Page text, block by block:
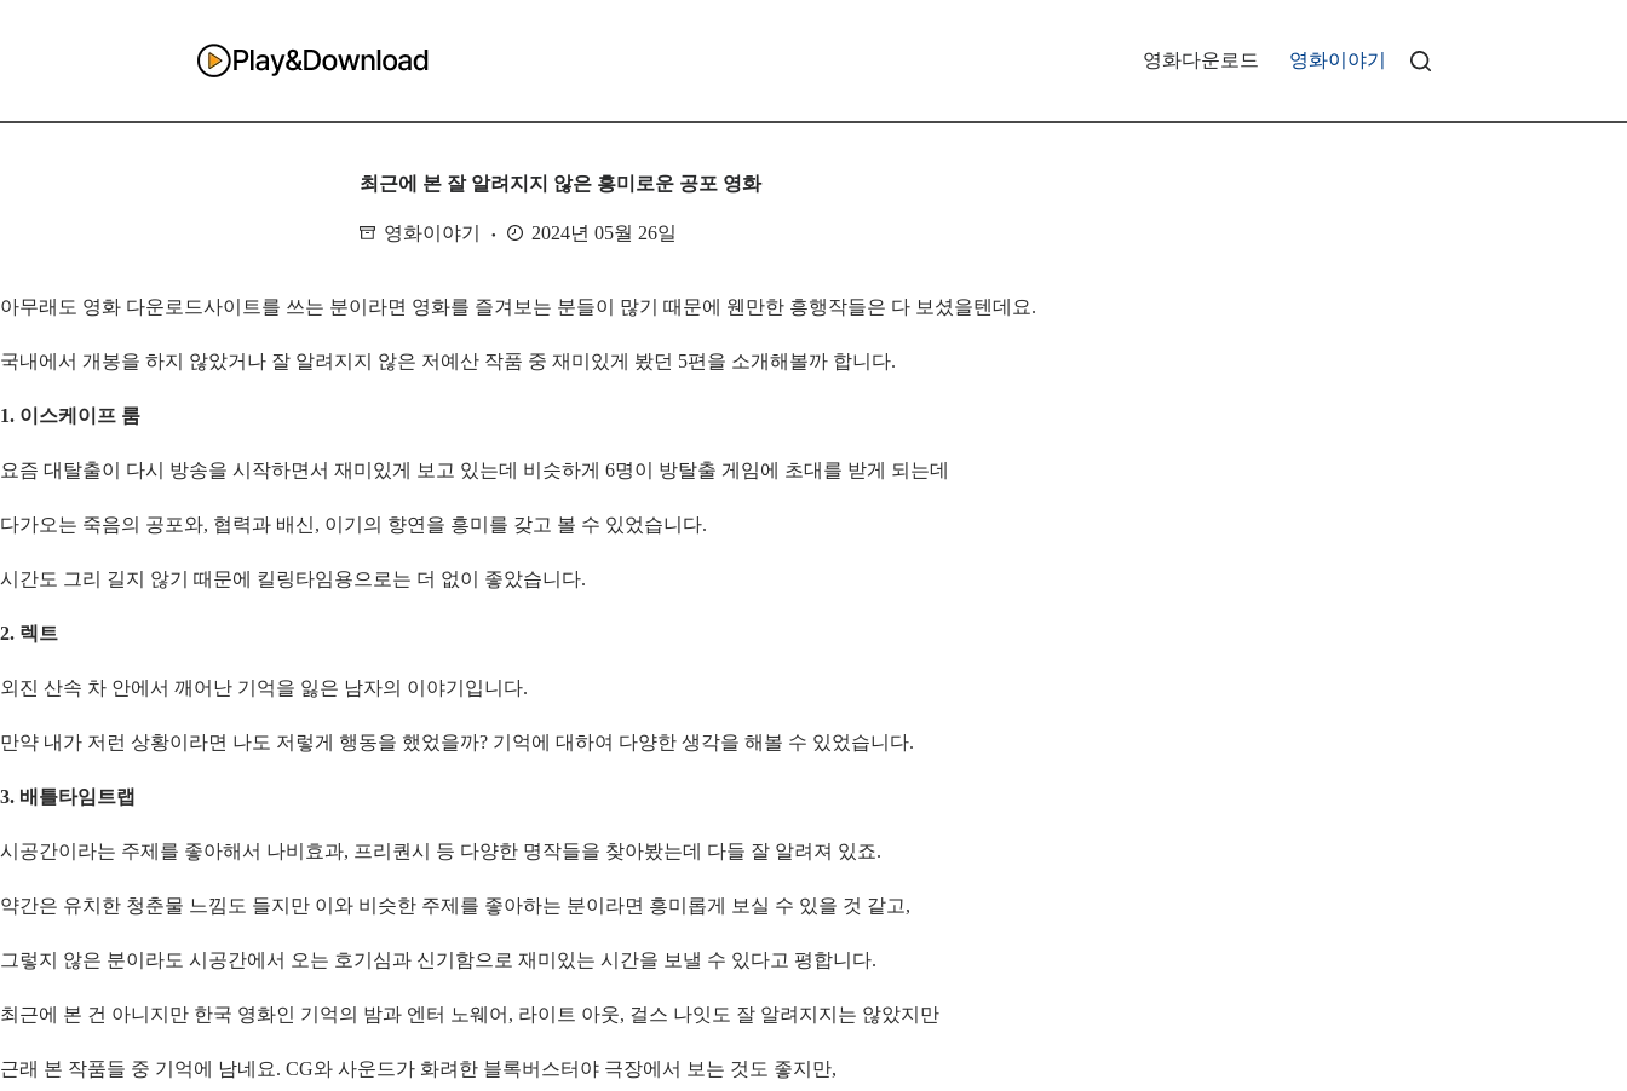
영화다운로드 영화이야기
최근에 본 잘 알려지지 않은 흥미로운 공포 영화
영화이야기 2024년 05월 26일
아무래도 영화 다운로드사이트를 쓰는 분이라면 영화를 즐겨보는 분들이 많기 때문에 웬만한 흥행작들은 다 보셨을텐데요.
국내에서 개봉을 하지 않았거나 잘 알려지지 않은 저예산 작품 중 재미있게 봤던 5편을 소개해볼까 합니다.
1. 이스케이프 룸
요즘 대탈출이 다시 방송을 시작하면서 재미있게 보고 있는데 비슷하게 6명이 방탈출 게임에 초대를 받게 되는데
다가오는 죽음의 공포와, 협력과 배신, 이기의 향연을 흥미를 갖고 볼 수 있었습니다.
시간도 그리 길지 않기 때문에 킬링타임용으로는 더 없이 좋았습니다.
2. 렉트
외진 산속 차 안에서 깨어난 기억을 잃은 남자의 이야기입니다.
만약 내가 저런 상황이라면 나도 저렇게 행동을 했었을까? 기억에 대하여 다양한 생각을 해볼 수 있었습니다.
3. 배틀타임트랩
시공간이라는 주제를 좋아해서 나비효과, 프리퀀시 등 다양한 명작들을 찾아봤는데 다들 잘 알려져 있죠.
약간은 유치한 청춘물 느낌도 들지만 이와 비슷한 주제를 좋아하는 분이라면 흥미롭게 보실 수 있을 것 같고,
그렇지 않은 분이라도 시공간에서 오는 호기심과 신기함으로 재미있는 시간을 보낼 수 있다고 평합니다.
최근에 본 건 아니지만 한국 영화인 기억의 밤과 엔터 노웨어, 라이트 아웃, 걸스 나잇도 잘 알려지지는 않았지만
근래 본 작품들 중 기억에 남네요. CG와 사운드가 화려한 블록버스터야 극장에서 보는 것도 좋지만,